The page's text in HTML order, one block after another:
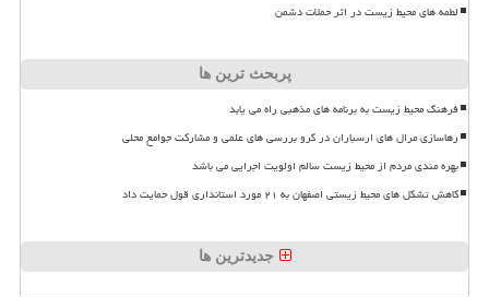
لطمه های محیط زیست در اثر حملات دشمن
پربحث ترین ها
فرهنگ محیط زیست به برنامه های مذهبی راه می یابد
رهاسازی مرال های ارسباران در گرو بررسی های علمی و مشارکت جوامع محلی
بهره مندی مردم از محیط زیست سالم اولویت اجرایی می باشد
کاهش تشکل های محیط زیستی اصفهان به ۲۱ مورد استانداری قول حمایت داد
جدیدترین ها